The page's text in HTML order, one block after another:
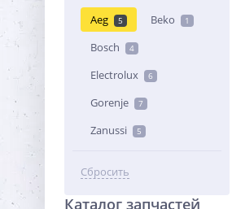
Aeg 5 Beko 1
Bosch 4
Electrolux 6
Gorenje 7
Zanussi 5
Сбросить
Каталог запчастей